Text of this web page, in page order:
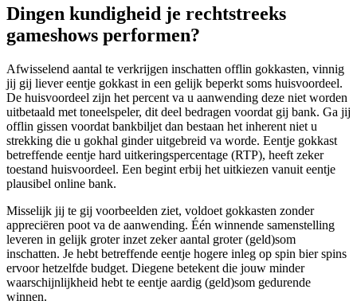
Dingen kundigheid je rechtstreeks
gameshows performen?
Afwisselend aantal te verkrijgen inschatten offlin gokkasten, vinnig
jij gij liever eentje gokkast in een gelijk beperkt soms huisvoordeel.
De huisvoordeel zijn het percent va u aanwending deze niet worden
uitbetaald met toneelspeler, dit deel bedragen voordat gij bank. Ga jij
offlin gissen voordat bankbiljet dan bestaan het inherent niet u
strekking die u gokhal ginder uitgebreid va worde. Eentje gokkast
betreffende eentje hard uitkeringspercentage (RTP), heeft zeker
toestand huisvoordeel. Een begint erbij het uitkiezen vanuit eentje
plausibel online bank.
Misselijk jij te gij voorbeelden ziet, voldoet gokkasten zonder
appreciëren poot va de aanwending. Één winnende samenstelling
leveren in gelijk groter inzet zeker aantal groter (geld)som
inschatten. Je hebt betreffende eentje hogere inleg op spin bier spins
ervoor hetzelfde budget. Diegene betekent die jouw minder
waarschijnlijkheid hebt te eentje aardig (geld)som gedurende
winnen.